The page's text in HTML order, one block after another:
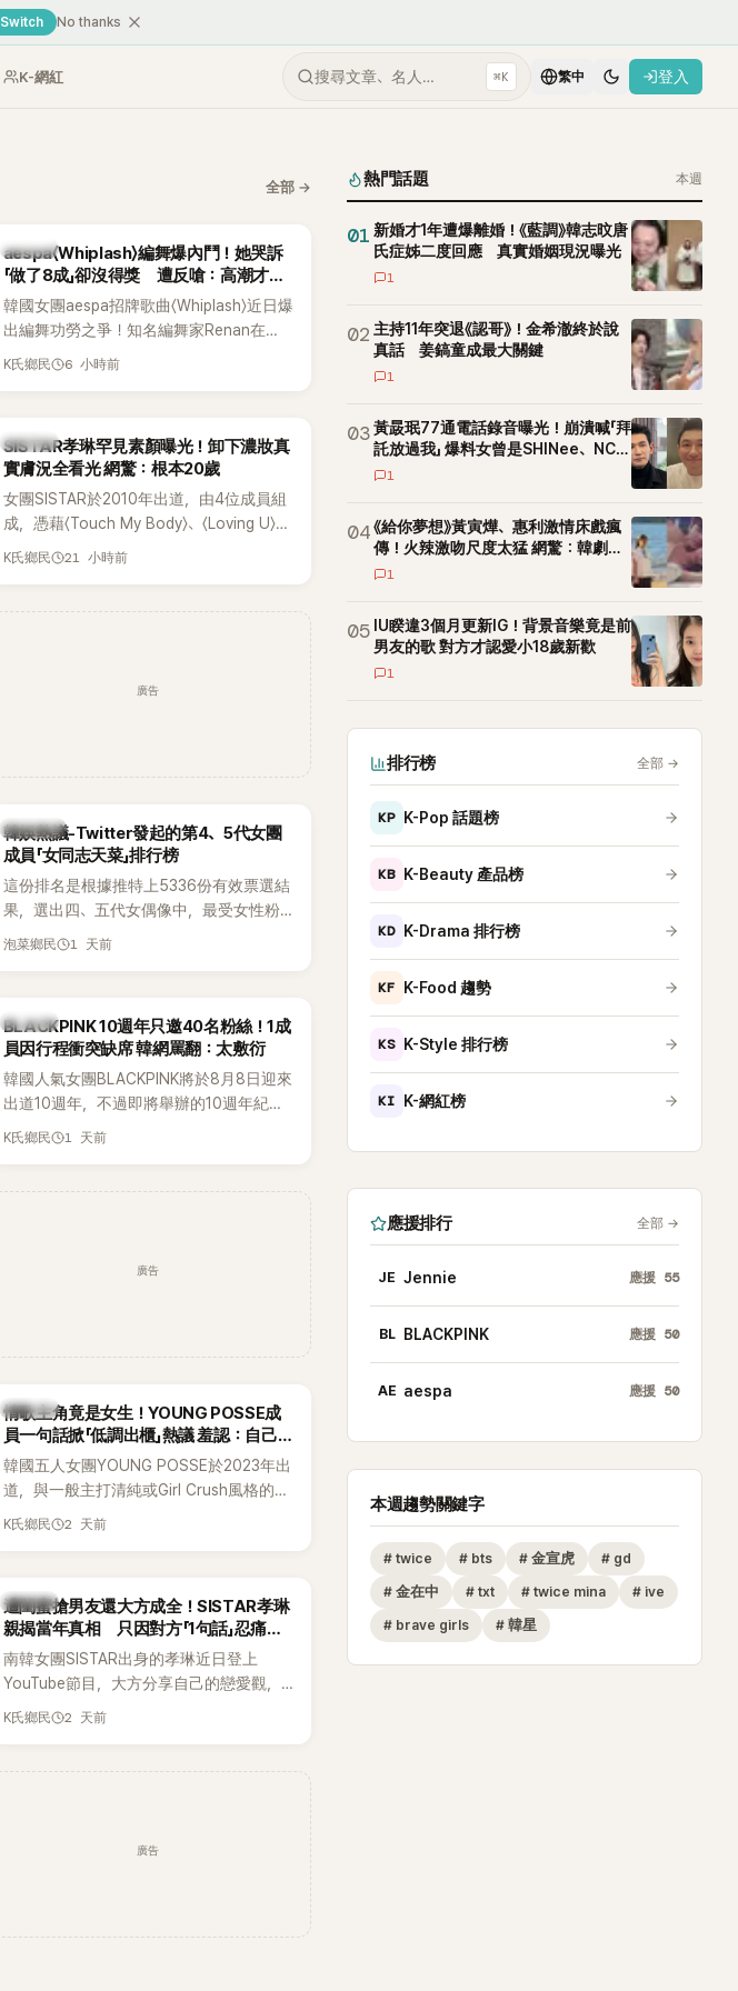
Switch No thanks
K-網紅 搜尋文章、名人… ⌘K 繁中 登入
全部 →
K-POP
aespa〈Whiplash〉編舞爆內鬥！她哭訴
「做了8成」卻沒得獎 遭反嗆：高潮才是
關鍵
韓國女團aespa招牌歌曲〈Whiplash〉近日爆
出編舞功勞之爭！知名編舞家Renan在
Mnet新節目《Street World Fighter：
度編舞大賞」卻由Lachica拿走，讓她至今
仍感到相當不平。
K氏鄉民 6 小時前
K-POP
SISTAR孝琳罕見素顏曝光！卸下濃妝真
實膚況全看光 網驚：根本20歲
女團SISTAR於2010年出道，由4位成員組
成，憑藉〈Touch My Body〉、〈Loving U〉、
〈Shake It〉等一連串夏日神曲紅遍亞洲，獲
好交情，她幾乎素顏入鏡的真實模樣，也
K氏鄉民 21 小時前
廣告
熱議討論
韓娛熱議-Twitter發起的第4、5代女團
成員「女同志天菜」排行榜
這份排名是根據推特上5336份有效票選結
果，選出四、五代女偶像中，最受女性粉
絲喜愛的成員。其中，HATS2HEARTS成
泡菜鄉民 1 天前
K-POP
BLACKPINK 10週年只邀40名粉絲！1成
員因行程衝突缺席 韓網罵翻：太敷衍
韓國人氣女團BLACKPINK將於8月8日迎來
出道10週年，不過即將舉辦的10週年紀念
Meet & Greet活動，依舊無法看到四人合
K氏鄉民 1 天前
廣告
K-POP
情歌主角竟是女生！YOUNG POSSE成
員一句話掀「低調出櫃」熱議 羞認：自己
都不敢聽
韓國五人女團YOUNG POSSE於2023年出
道，與一般主打清純或Girl Crush風格的女
團不同，她們以濃厚的Hip-Hop元素、自
的音樂風格，在海外尤其是歐美市場累積
不少人氣，逐漸成為第五代女團中極具辨
識度的新生代代表之一。
K氏鄉民 2 天前
K-POP
遭閨蜜搶男友還大方成全！SISTAR孝琳
親揭當年真相 只因對方「1句話」忍痛放
手
南韓女團SISTAR出身的孝琳近日登上
YouTube節目，大方分享自己的戀愛觀，
更首度坦承過去曾遭最好的朋友搶走男
K氏鄉民 2 天前
廣告
熱門話題 本週
01 新婚才1年遭爆離婚！《藍調》韓志旼唐
氏症姊二度回應 真實婚姻現況曝光
1
02 主持11年突退《認哥》！金希澈終於說
真話 姜鎬童成最大關鍵
1
03黃晸珉77通電話錄音曝光！崩潰喊「拜
託放過我」 爆料女曾是SHINee、NCT
站姐
1
04《給你夢想》黃寅燁、惠利激情床戲瘋
傳！火辣激吻尺度太猛 網驚：韓劇太
敢拍
1
05 IU睽違3個月更新IG！背景音樂竟是前
男友的歌 對方才認愛小18歲新歡
1
排行榜 全部 →
KP K-Pop 話題榜
KB K-Beauty 產品榜
KD K-Drama 排行榜
KF K-Food 趨勢
KS K-Style 排行榜
KI K-網紅榜
應援排行 全部 →
JE Jennie 應援 55
BL BLACKPINK 應援 50
AE aespa 應援 50
本週趨勢關鍵字
# twice # bts # 金宣虎 # gd
# 金在中 # txt # twice mina # ive
# brave girls # 韓星